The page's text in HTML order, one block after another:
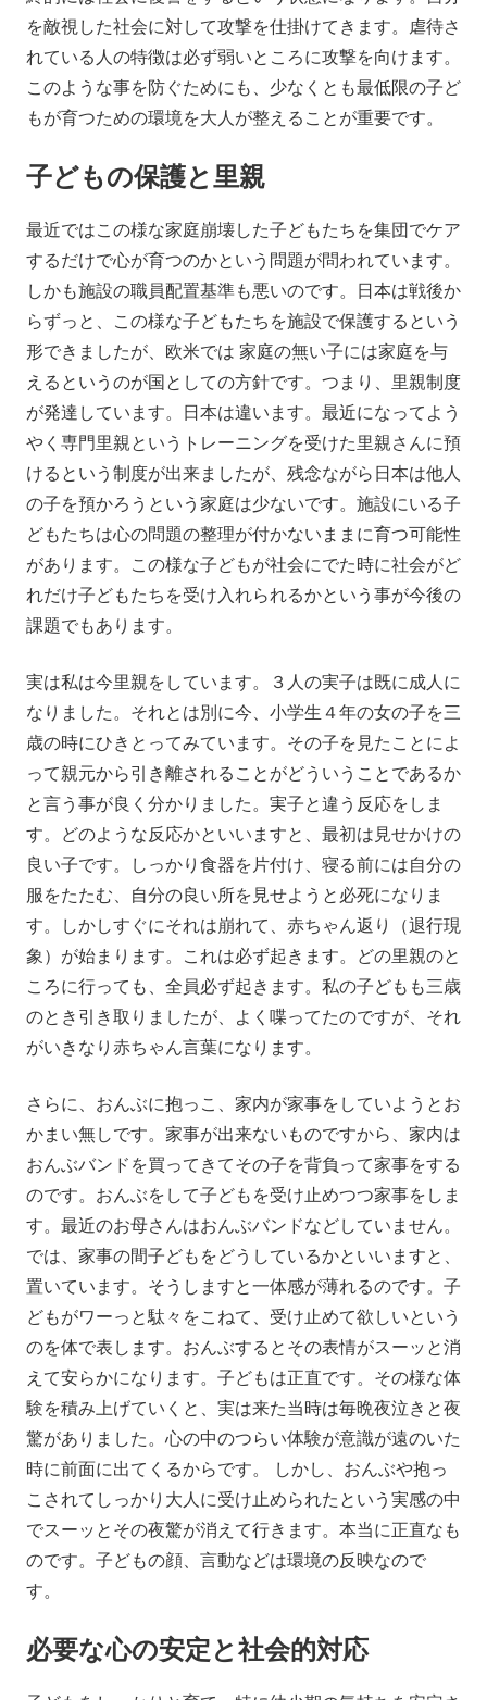
を敵視した社会に対して攻撃を仕掛けてきます。虐待さ
れている人の特徴は必ず弱いところに攻撃を向けます。
このような事を防ぐためにも、少なくとも最低限の子ど
もが育つための環境を大人が整えることが重要です。
子どもの保護と里親
最近ではこの様な家庭崩壊した子どもたちを集団でケア
するだけで心が育つのかという問題が問われています。
しかも施設の職員配置基準も悪いのです。日本は戦後か
らずっと、この様な子どもたちを施設で保護するという
形できましたが、欧米では 家庭の無い子には家庭を与
えるというのが国としての方針です。つまり、里親制度
が発達しています。日本は違います。最近になってよう
やく専門里親というトレーニングを受けた里親さんに預
けるという制度が出来ましたが、残念ながら日本は他人
の子を預かろうという家庭は少ないです。施設にいる子
どもたちは心の問題の整理が付かないままに育つ可能性
があります。この様な子どもが社会にでた時に社会がど
れだけ子どもたちを受け入れられるかという事が今後の
課題でもあります。
実は私は今里親をしています。３人の実子は既に成人に
なりました。それとは別に今、小学生４年の女の子を三
歳の時にひきとってみています。その子を見たことによ
って親元から引き離されることがどういうことであるか
と言う事が良く分かりました。実子と違う反応をしま
す。どのような反応かといいますと、最初は見せかけの
良い子です。しっかり食器を片付け、寝る前には自分の
服をたたむ、自分の良い所を見せようと必死になりま
す。しかしすぐにそれは崩れて、赤ちゃん返り（退行現
象）が始まります。これは必ず起きます。どの里親のと
ころに行っても、全員必ず起きます。私の子どもも三歳
のとき引き取りましたが、よく喋ってたのですが、それ
がいきなり赤ちゃん言葉になります。
さらに、おんぶに抱っこ、家内が家事をしていようとお
かまい無しです。家事が出来ないものですから、家内は
おんぶバンドを買ってきてその子を背負って家事をする
のです。おんぶをして子どもを受け止めつつ家事をしま
す。最近のお母さんはおんぶバンドなどしていません。
では、家事の間子どもをどうしているかといいますと、
置いています。そうしますと一体感が薄れるのです。子
どもがワーっと駄々をこねて、受け止めて欲しいという
のを体で表します。おんぶするとその表情がスーッと消
えて安らかになります。子どもは正直です。その様な体
験を積み上げていくと、実は来た当時は毎晩夜泣きと夜
驚がありました。心の中のつらい体験が意識が遠のいた
時に前面に出てくるからです。 しかし、おんぶや抱っ
こされてしっかり大人に受け止められたという実感の中
でスーッとその夜驚が消えて行きます。本当に正直なも
のです。子どもの顔、言動などは環境の反映なので
す。
必要な心の安定と社会的対応